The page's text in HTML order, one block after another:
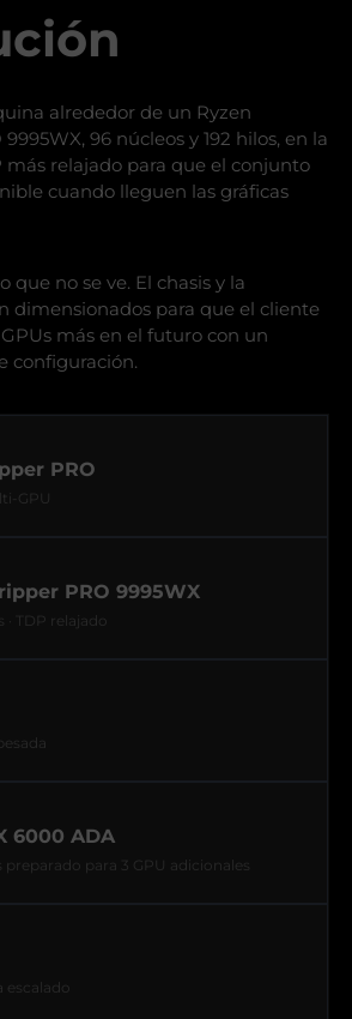
alrededor de un Ryzen
96 núcleos y 192 hilos, en la
más relajado para que el conjunto
cuando lleguen las gráficas
que no se ve. El chasis y la
dimensionados para que el cliente
más en el futuro con un
configuración.
PRO
GPU
PRO 9995WX
· TDP relajado
6000 ADA
preparado para 3 GPU adicionales
escalado